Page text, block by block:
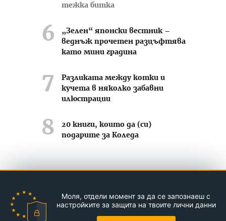
тежка битка
„Зелен“ японски вестник –
веднъж прочетен разцъфтява
като мини градина
Разликата между котки и
кучета в няколко забавни
илюстрации
20 книги, които да (си)
подарите за Коледа
Контакти За нас Реклама
Моля, отдели момент за да се запознаеш с
настройките за защита на твоите лични данни